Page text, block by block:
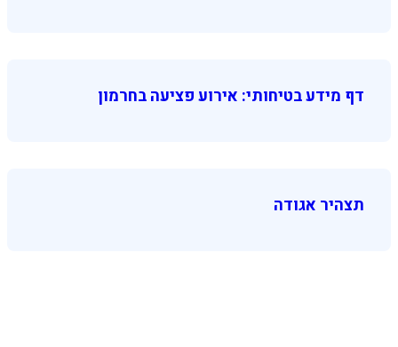
דף מידע בטיחותי: אירוע פציעה בחרמון
תצהיר אגודה